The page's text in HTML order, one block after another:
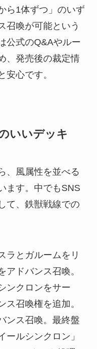
ら1体ずつ」のいず
召喚が可能という
公式のQ&Aやルー
、発売後の裁定情
安心です。
いいデッキ
、風属性を並べる
ます。中でもSNS
て、鉄獣戦線での
ラとガルームをリ
アドバンス召喚。
ンクロンをサー
召喚権を追加。
ンス召喚。最終盤
ールシンクロン」